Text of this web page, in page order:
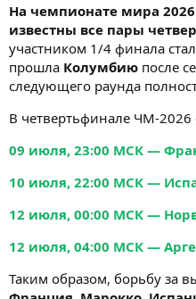
На чемпионате мира
известны все пары
участником 1/4 финала
прошла Колумбию после
следующего раунда
В четвертьфинале ЧМ-2026
09 июля, 23:00 МСК —
10 июля, 22:00 МСК —
12 июля, 00:00 МСК —
12 июля, 04:00 МСК —
Таким образом, борьбу за